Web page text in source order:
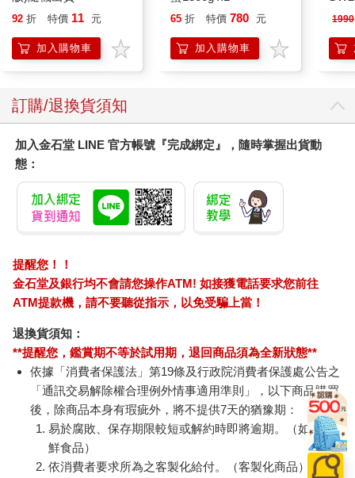
92 折 特價 11 元
加入購物車
65 折 特價 780 元
加入購物車
泳
1990
訂購/退換貨須知
加入金石堂 LINE 官方帳號『完成綁定』，隨時掌握出貨動
態：
提醒您！！
金石堂及銀行均不會請您操作ATM! 如接獲電話要求您前往
ATM提款機，請不要聽從指示，以免受騙上當！
退換貨須知：
**提醒您，鑑賞期不等於試用期，退回商品須為全新狀態**
依據「消費者保護法」第19條及行政院消費者保護處公告之
「通訊交易解除權合理例外情事適用準則」，以下商品購買
後，除商品本身有瑕疵外，將不提供7天的猶豫期：
易於腐敗、保存期限較短或解約時即將逾期。（如：生
鮮食品）
依消費者要求所為之客製化給付。（客製化商品）